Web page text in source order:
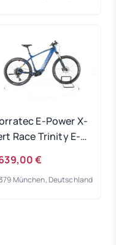
E-Power X-
Race Trinity E-
€
München, Deutschland